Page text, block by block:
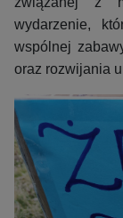
wydarzenie,
wspólnej
oraz rozwijania